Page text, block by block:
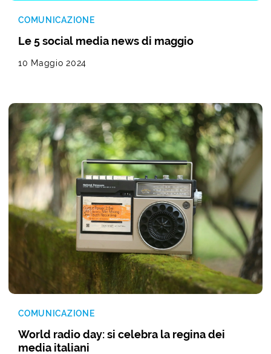
COMUNICAZIONE
Le 5 social media news di maggio
10 Maggio 2024
COMUNICAZIONE
World radio day: si celebra la regina dei
media italiani